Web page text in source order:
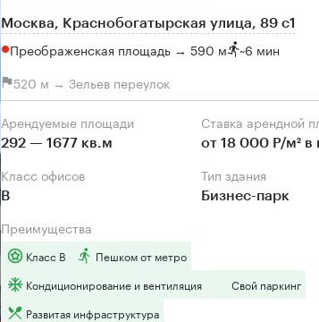
Москва, Краснобогатырская улица, 89 с1
Преображенская площадь → 590 м ~6 мин
520 м → Зельев переулок
Арендуемые площади
292 — 1677 кв.м
Ставка арендной
от 18 000 Р/м² в
Класс офисов
B
Тип здания
Бизнес-парк
Преимущества
Класс B
Пешком от метро
Кондиционирование и вентиляция
Свой паркинг
Развитая инфраструктура